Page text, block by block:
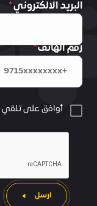
البريد الالكتروني
رقم الهاتف
أوافق على
ارسل